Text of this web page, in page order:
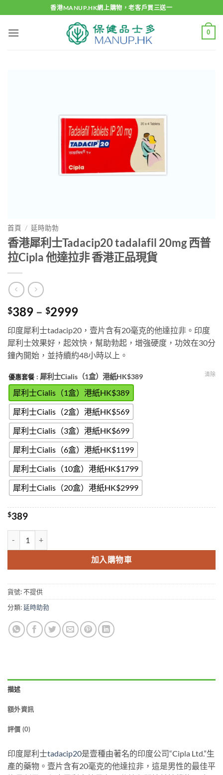
to
content
香港MANUP.HK網上購物，老客戶買三送一
0
首頁 / 延時助勃
香港犀利士Tadacip20 tadalafil 20mg 西普
拉Cipla 他達拉非 香港正品現貨
$389 – $2999Price
range:
$389
through
$2999
印度犀利士tadacip20，壹片含有20毫克的他達拉非。印度
犀利士效果好，起效快，幫助勃起，增強硬度，功效在30分
鐘內開始，並持續約48小時以上。
優惠套餐 : 犀利士Cialis（1盒）港紙HK$389
犀利士Cialis（1盒）港紙HK$389
犀利士Cialis（2盒）港紙HK$569
犀利士Cialis（3盒）港紙HK$699
犀利士Cialis（6盒）港紙HK$1199
犀利士Cialis（10盒）港紙HK$1799
犀利士Cialis（20盒）港紙HK$2999
清除
$389
加入購物車
貨號:不提供
分類:延時助勃
描述
額外資訊
評價 (0)
印度犀利士tadacip20是壹種由著名的印度公司“Cipla Ltd.”生
產的藥物。壹片含有20毫克的他達拉非，這是男性的最佳平